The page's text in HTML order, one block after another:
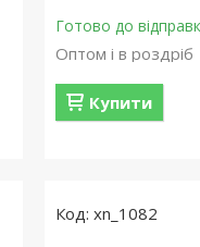
Готово до
Оптом і в роздріб
Купити
xn_1082